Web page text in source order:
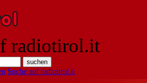
radiotirol.it
Suche auf radiotirol.it